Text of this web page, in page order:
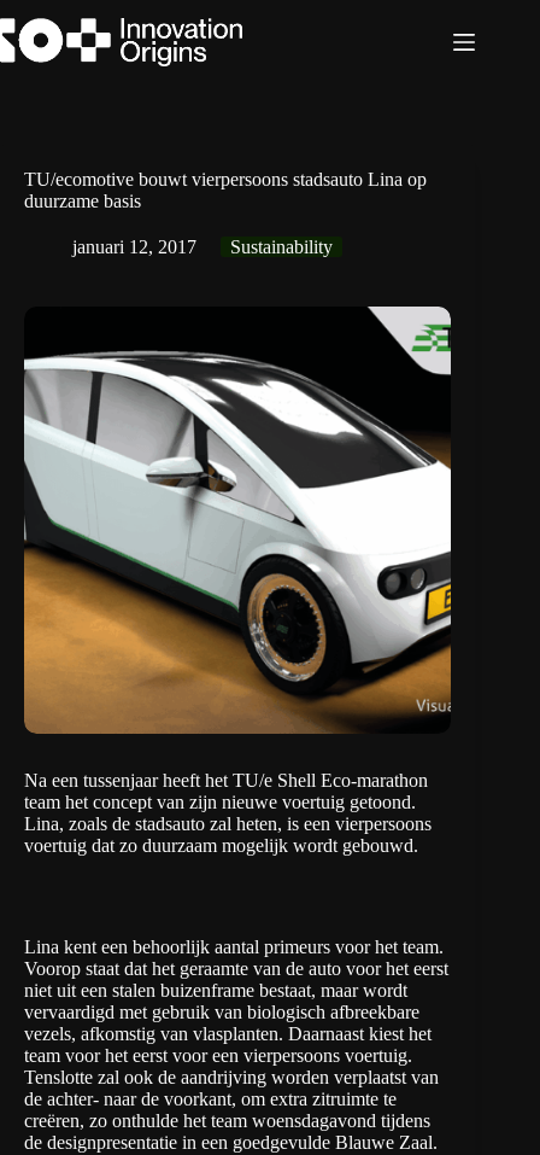
naar
de
TU/ecomotive bouwt vierpersoons stadsauto Lina op
duurzame basis
januari 12, 2017 Sustainability
Na een tussenjaar heeft het TU/e Shell Eco-marathon
team het concept van zijn nieuwe voertuig getoond.
Lina, zoals de stadsauto zal heten, is een vierpersoons
voertuig dat zo duurzaam mogelijk wordt gebouwd.
Lina kent een behoorlijk aantal primeurs voor het team.
Voorop staat dat het geraamte van de auto voor het eerst
niet uit een stalen buizenframe bestaat, maar wordt
vervaardigd met gebruik van biologisch afbreekbare
vezels, afkomstig van vlasplanten. Daarnaast kiest het
team voor het eerst voor een vierpersoons voertuig.
Tenslotte zal ook de aandrijving worden verplaatst van
de achter- naar de voorkant, om extra zitruimte te
creëren, zo onthulde het team woensdagavond tijdens
de designpresentatie in een goedgevulde Blauwe Zaal.